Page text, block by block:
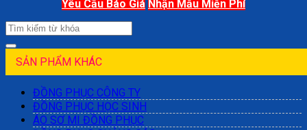
Yêu Cầu Báo Giá Nhận Mẫu Miễn Phí
SẢN PHẨM KHÁC
ĐỒNG PHỤC CÔNG TY
ĐỒNG PHỤC HỌC SINH
ÁO SƠ MI ĐỒNG PHỤC